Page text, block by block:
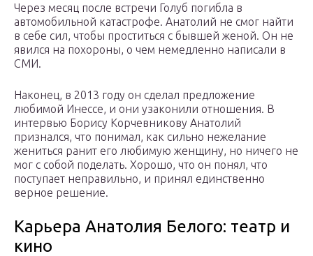
Через месяц после встречи Голуб погибла в
автомобильной катастрофе. Анатолий не смог найти
в себе сил, чтобы проститься с бывшей женой. Он не
явился на похороны, о чем немедленно написали в
СМИ.
Наконец, в 2013 году он сделал предложение
любимой Инессе, и они узаконили отношения. В
интервью Борису Корчевникову Анатолий
признался, что понимал, как сильно нежелание
жениться ранит его любимую женщину, но ничего не
мог с собой поделать. Хорошо, что он понял, что
поступает неправильно, и принял единственно
верное решение.
Карьера Анатолия Белого: театр и
кино